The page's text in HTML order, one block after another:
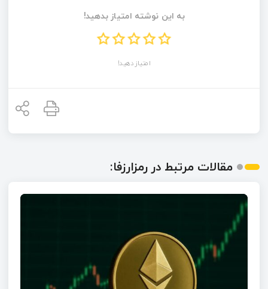
به این نوشته امتیاز بدهید!
امتیاز دهید!
مقالات مرتبط در رمزارزفا: